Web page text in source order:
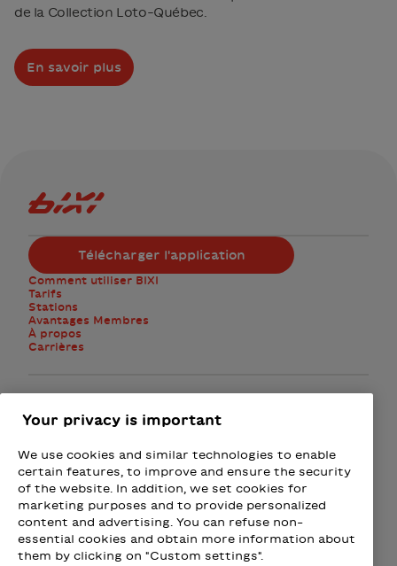
de la Collection Loto-Québec.
En savoir plus
Comment utiliser BIXI
Tarifs
Stations
Avantages Membres
À propos
Carrières
Logo Bixi Montréal
Télécharger l'application
Présenté par
Loto-Québec - Loteries
Fizz - Forfaits mobiles et
Wealthsimple
Beneva
Your privacy is important
We use cookies and similar technologies to enable
certain features, to improve and ensure the security
of the website. In addition, we set cookies for
marketing purposes and to provide personalized
content and advertising. You can refuse non-
essential cookies and obtain more information about
them by clicking on "Custom settings".